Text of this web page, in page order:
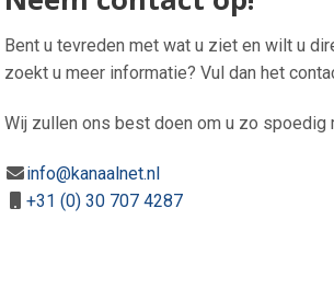
Bent u tevreden met wat u ziet en wilt u
zoekt u meer informatie? Vul dan het
Wij zullen ons best doen om u zo spoedig
info@kanaalnet.nl
+31 (0) 30 707 4287